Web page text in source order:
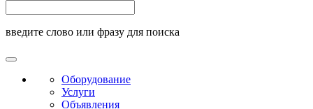
введите слово или фразу для поиска
Оборудование
Услуги
Объявления